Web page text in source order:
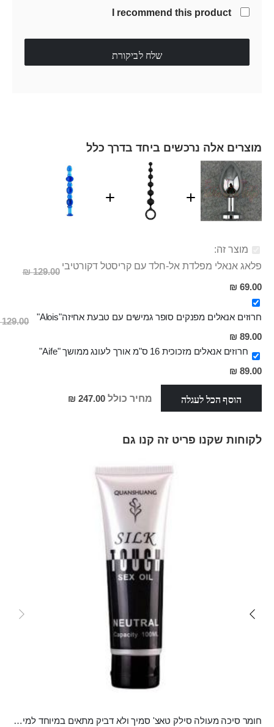
I recommend this product
שלח לביקורת
מוצרים אלה נרכשים ביחד בדרך כלל
מוצר זה:
פלאג אנאלי מפלדת אל-חלד עם קריסטל דקורטיבי
129.00 ₪
מחיר
מבצע
69.00 ₪
חרוזים אנאלים מפנקים סופר גמישים עם טבעת אחיזה"Alois" 129.00 ₪
מחיר
מבצע
89.00 ₪
חרוזים אנאלים מזכוכית 16 ס"מ אורך לעונג ממושך "Aife"
89.00 ₪
הוסף הכל לעגלה מחיר כולל 247.00 ₪
לקוחות שקנו פריט זה קנו גם
חומר סיכה מעולה סילק טאצ' סמיך ולא דביק מתאים במיוחד למין אנאלי